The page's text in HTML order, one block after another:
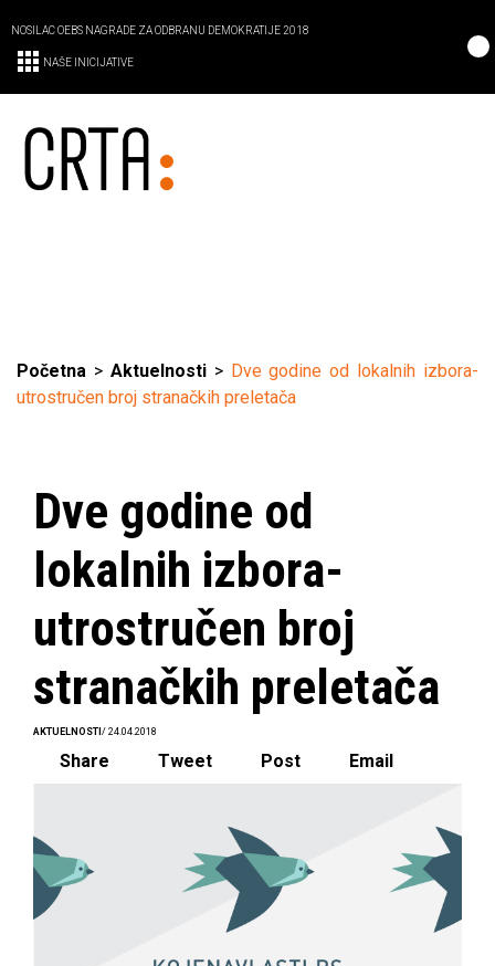
NOSILAC OEBS NAGRADE ZA ODBRANU DEMOKRATIJE 2018
NAŠE INICIJATIVE
Početna > Aktuelnosti> Dve godine od lokalnih izbora-
utrostručen broj stranačkih preletača
Dve godine od
lokalnih izbora-
utrostručen broj
stranačkih preletača
AKTUELNOSTI / 24.04.2018
Share Tweet Post Email